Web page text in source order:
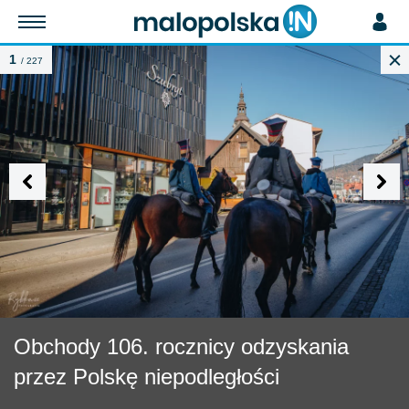
1 / 227
Obchody 106. rocznicy odzyskania
przez Polskę niepodległości